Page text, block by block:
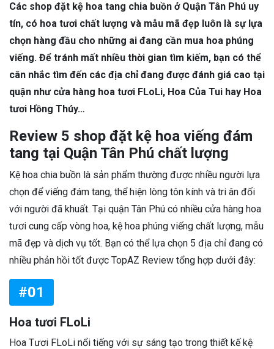
Các shop đặt kệ hoa tang chia buồn ở Quận Tân Phú uy
tín, có hoa tươi chất lượng và mẫu mã đẹp luôn là sự lựa
chọn hàng đầu cho những ai đang cần mua hoa phúng
viếng. Để tránh mất nhiều thời gian tìm kiếm, bạn có thể
cân nhắc tìm đến các địa chỉ đang được đánh giá cao tại
quận như cửa hàng hoa tươi FLoLi, Hoa Của Tui hay Hoa
tươi Hồng Thúy…
Review 5 shop đặt kệ hoa viếng đám
tang tại Quận Tân Phú chất lượng
Kệ hoa chia buồn là sản phẩm thường được nhiều người lựa
chọn để viếng đám tang, thể hiện lòng tôn kính và tri ân đối
với người đã khuất. Tại quận Tân Phú có nhiều cửa hàng hoa
tươi cung cấp vòng hoa, kệ hoa phúng viếng chất lượng, mẫu
mã đẹp và dịch vụ tốt. Bạn có thể lựa chọn 5 địa chỉ đang có
nhiều phản hồi tốt được TopAZ Review tổng hợp dưới đây:
#01
Hoa tươi FLoLi
Hoa Tươi FLoLi nổi tiếng với sự sáng tạo trong thiết kế kệ